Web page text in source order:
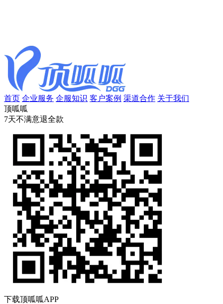
首页 企业服务 企服知识 客户案例 渠道合作 关于我们
顶呱呱
7天不满意退全款
下载顶呱呱APP